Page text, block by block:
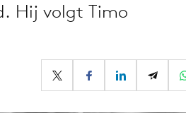
Hij volgt Timo